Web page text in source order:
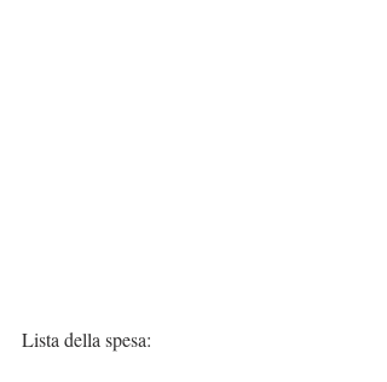
Lista della spesa: